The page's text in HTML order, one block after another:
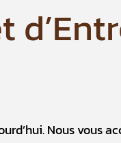
Nous vous